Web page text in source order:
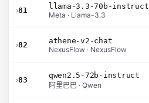
›81
llama-3.3-70b-instruct
Meta · Llama-3.3
›82
athene-v2-chat
NexusFlow · NexusFlow
›83
qwen2.5-72b-instruct
阿里巴巴 · Qwen